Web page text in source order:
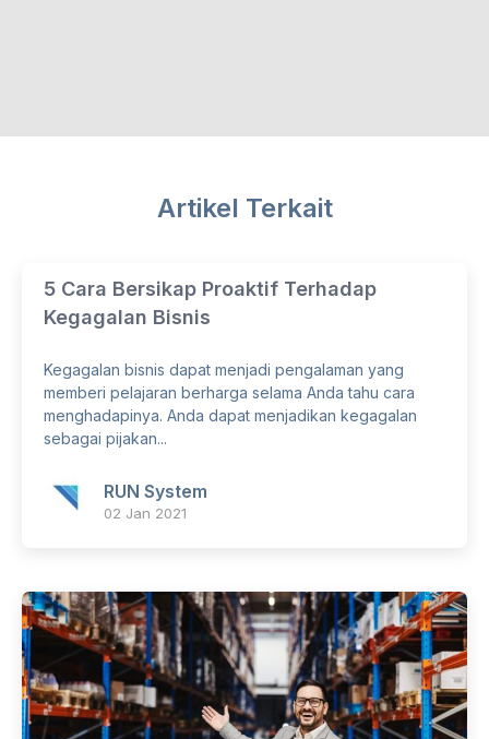
Artikel Terkait
5 Cara Bersikap Proaktif Terhadap
Kegagalan Bisnis
Kegagalan bisnis dapat menjadi pengalaman yang
memberi pelajaran berharga selama Anda tahu cara
menghadapinya. Anda dapat menjadikan kegagalan
sebagai pijakan...
RUN System
02 Jan 2021